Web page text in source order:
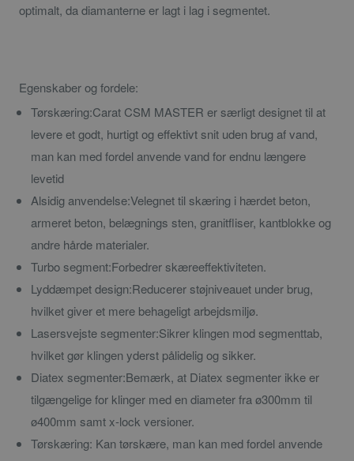
optimalt, da diamanterne er lagt i lag i segmentet.
Egenskaber og fordele:
Tørskæring:Carat CSM MASTER er særligt designet til at
levere et godt, hurtigt og effektivt snit uden brug af vand,
man kan med fordel anvende vand for endnu længere
levetid
Alsidig anvendelse:Velegnet til skæring i hærdet beton,
armeret beton, belægnings sten, granitfliser, kantblokke og
andre hårde materialer.
Turbo segment:Forbedrer skæreeffektiviteten.
Lyddæmpet design:Reducerer støjniveauet under brug,
hvilket giver et mere behageligt arbejdsmiljø.
Lasersvejste segmenter:Sikrer klingen mod segmenttab,
hvilket gør klingen yderst pålidelig og sikker.
Diatex segmenter:Bemærk, at Diatex segmenter ikke er
tilgængelige for klinger med en diameter fra ø300mm til
ø400mm samt x-lock versioner.
Tørskæring: Kan tørskære, man kan med fordel anvende